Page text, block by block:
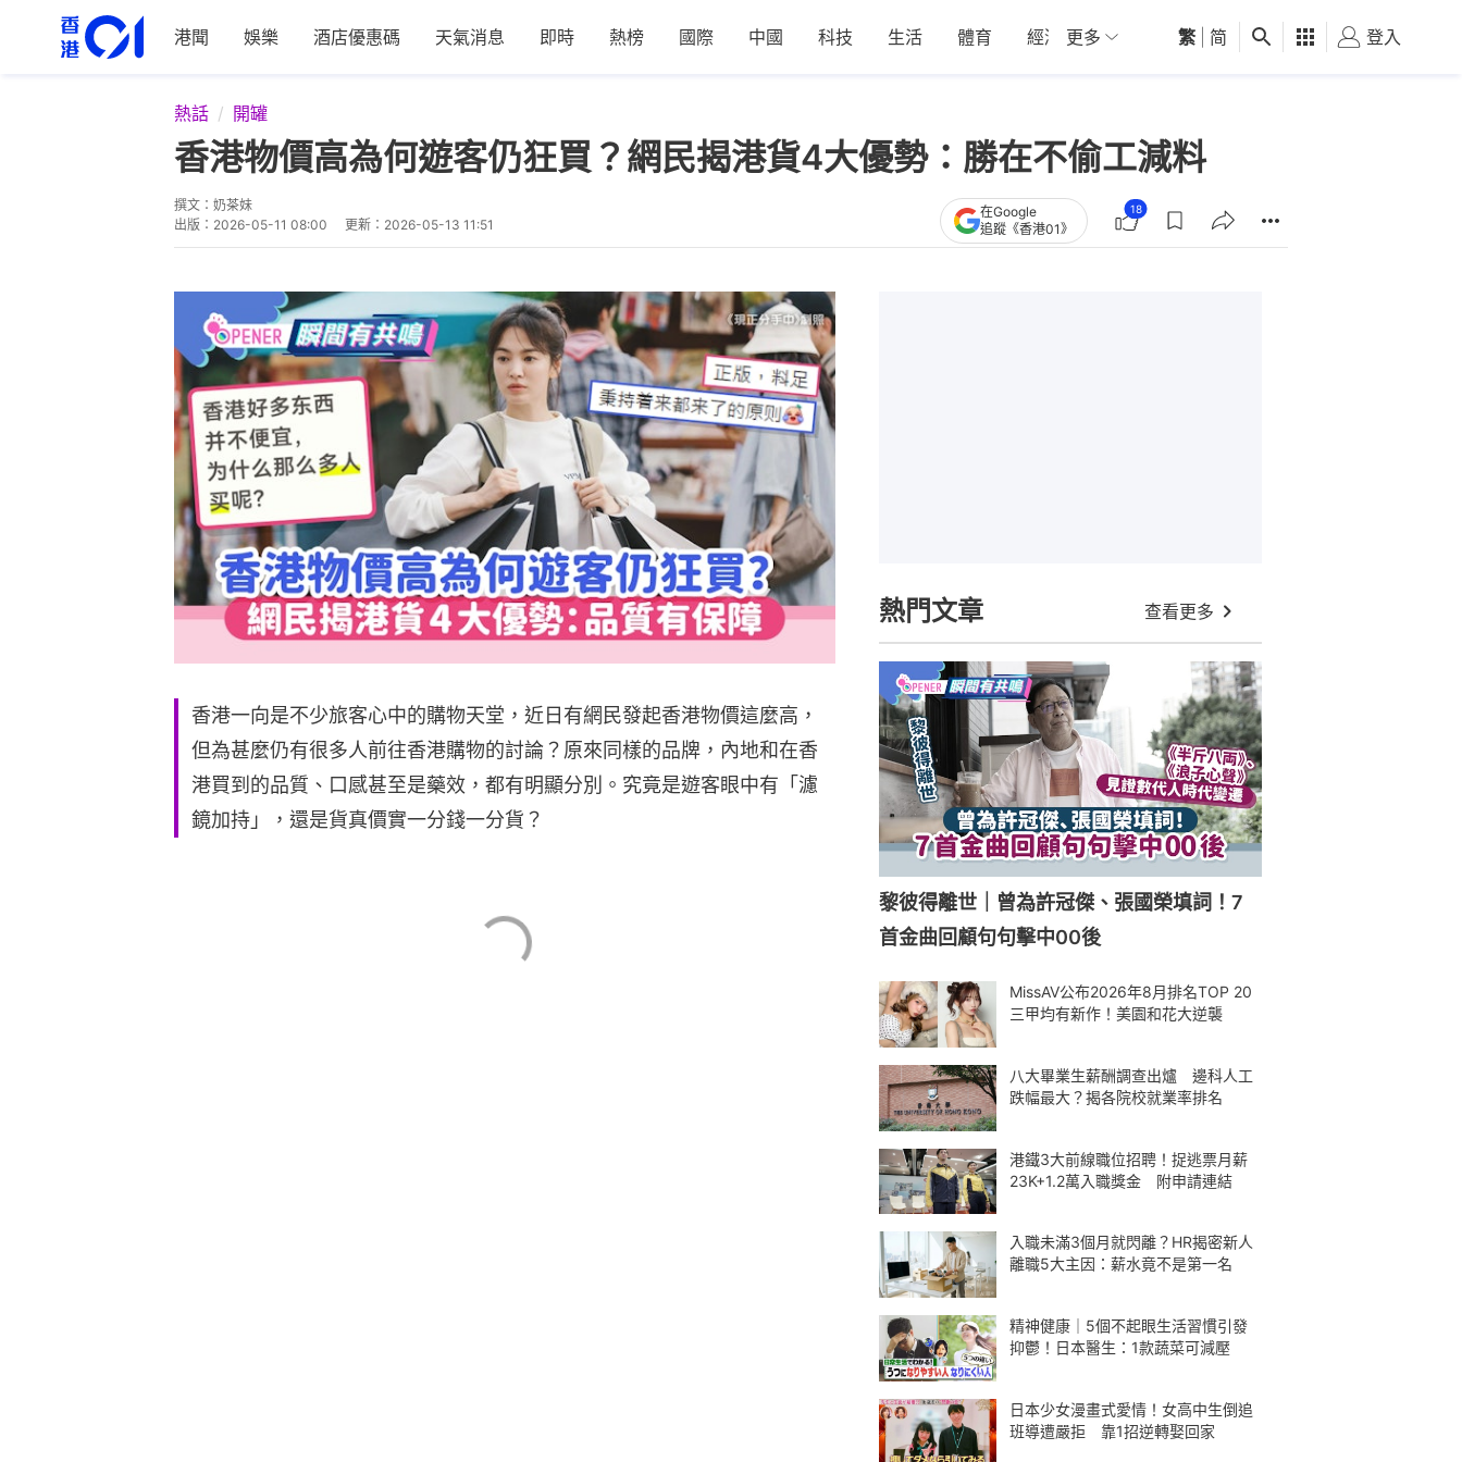
港聞 娛樂 酒店優惠碼 天氣消息 即時 熱榜 國際 中國 科技 生活 體育 經濟 01深圳 觀點 健康 好食玩飛
更多 繁 简 登入
熱話 開罐
香港物價高為何遊客仍狂買？網民揭港貨4大優勢：勝在不偷工減料
撰文： 奶茶妹
出版： 2026-05-11 08:00 更新： 2026-05-13 11:51
在Google
追蹤《香港01》
18
香港一向是不少旅客心中的購物天堂，近日有網民發起香港物價這麼高，
但為甚麼仍有很多人前往香港購物的討論？原來同樣的品牌，內地和在香
港買到的品質、口感甚至是藥效，都有明顯分別。究竟是遊客眼中有「濾
鏡加持」，還是貨真價實一分錢一分貨？
熱門文章 查看更多
黎彼得離世｜曾為許冠傑、張國榮填詞！7
首金曲回顧句句擊中00後
MissAV公布2026年8月排名TOP 20
三甲均有新作！美園和花大逆襲
八大畢業生薪酬調查出爐 邊科人工
跌幅最大？揭各院校就業率排名
港鐵3大前線職位招聘！捉逃票月薪
23K+1.2萬入職獎金 附申請連結
入職未滿3個月就閃離？HR揭密新人
離職5大主因：薪水竟不是第一名
精神健康｜5個不起眼生活習慣引發
抑鬱！日本醫生：1款蔬菜可減壓
日本少女漫畫式愛情！女高中生倒追
班導遭嚴拒 靠1招逆轉娶回家